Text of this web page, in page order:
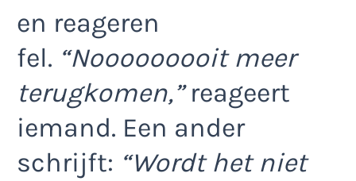
en reageren
fel. “Nooooooooit meer
terugkomen,”reageert
iemand. Een ander
schrijft: “Wordt het niet